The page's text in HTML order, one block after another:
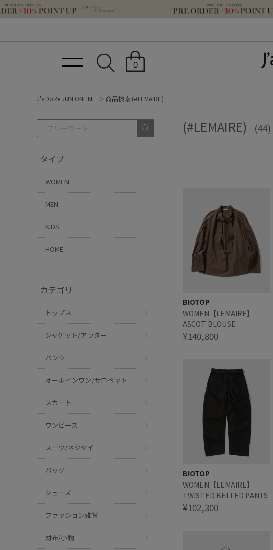
0
J'aDoRe JUN ONLINE 商品検索 (#LEMAIRE)
タイプ
WOMEN
MEN
KIDS
HOME
カテゴリ
トップス
ジャケット/アウター
パンツ
オールインワン/サロペット
スカート
ワンピース
スーツ/ネクタイ
バッグ
シューズ
ファッション雑貨
財布/小物
(#LEMAIRE) (44)
BIOTOP
WOMEN【LEMAIRE】
ASCOT BLOUSE
¥140,800
BIOTOP
WOMEN【LEMAIRE】
TWISTED BELTED PANTS
¥102,300